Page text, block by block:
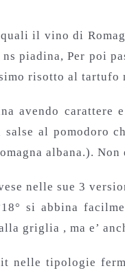
il vino di
ns piadina, Per poi
risotto al tartufo
avendo
salse al
albana.).
nelle sue 3
si abbina
griglia , ma e’
nelle tipologie